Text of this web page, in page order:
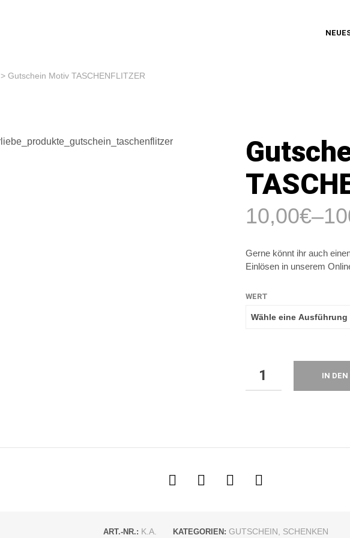
> Gutschein Motiv TASCHENFLITZER
10,00€–
Gerne könnt ihr auch
Einlösen in unserem
WERT
IN DEN
ART.-NR.: K.A. KATEGORIEN: GUTSCHEIN SCHENKEN